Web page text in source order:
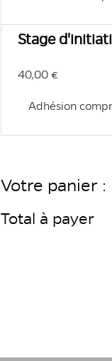
Stage
40,00 €
Adhésion
Votre panier :
Total à payer